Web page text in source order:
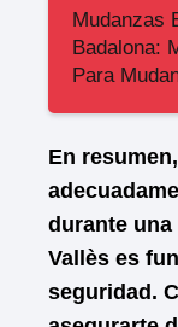
Mudanzas
Badalona:
Para
En
durante una
Vallès es
seguridad.